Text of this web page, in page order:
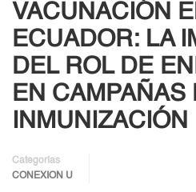
VACUNACIÓN
ECUADOR: LA
DEL ROL DE
EN CAMPAÑAS
INMUNIZACIÓN
Categorías
CONEXION U